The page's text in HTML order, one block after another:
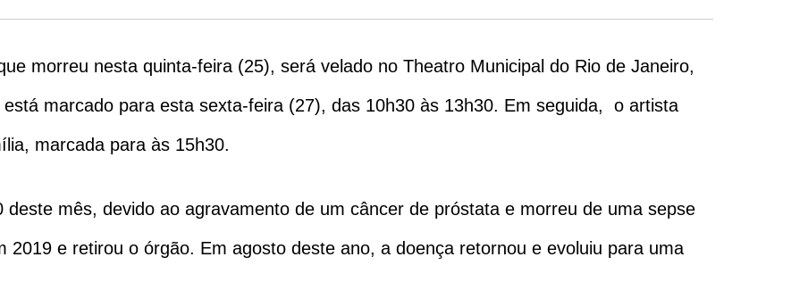
morreu nesta quinta-feira (25), será velado no Theatro Municipal do Rio de Janeiro,
marcado para esta sexta-feira (27), das 10h30 às 13h30. Em seguida, o artista
marcada para às 15h30.
mês, devido ao agravamento de um câncer de próstata e morreu de uma sepse
2019 e retirou o órgão. Em agosto deste ano, a doença retornou e evoluiu para uma